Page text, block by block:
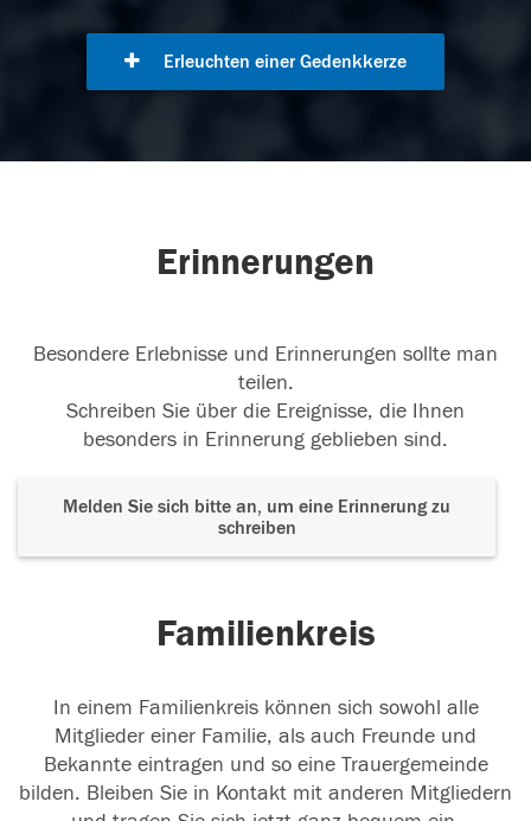
Erleuchten einer Gedenkkerze
Erinnerungen
Besondere Erlebnisse und Erinnerungen sollte man
teilen.
Schreiben Sie über die Ereignisse, die Ihnen
besonders in Erinnerung geblieben sind.
Melden Sie sich bitte an, um eine Erinnerung zu
schreiben
Familienkreis
In einem Familienkreis können sich sowohl alle
Mitglieder einer Familie, als auch Freunde und
Bekannte eintragen und so eine Trauergemeinde
bilden. Bleiben Sie in Kontakt mit anderen Mitgliedern